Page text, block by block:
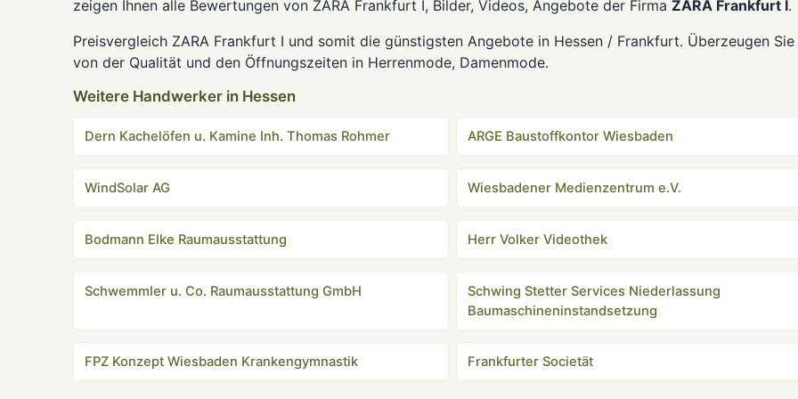
zeigen Ihnen alle Bewertungen von ZARA Frankfurt I, Bilder, Videos, Angebote der Firma ZARA Frankfurt I.
Preisvergleich ZARA Frankfurt I und somit die günstigsten Angebote in Hessen / Frankfurt. Überzeugen Sie
von der Qualität und den Öffnungszeiten in Herrenmode, Damenmode.
Weitere Handwerker in Hessen
Dern Kachelöfen u. Kamine Inh. Thomas Rohmer ARGE Baustoffkontor Wiesbaden
WindSolar AG Wiesbadener Medienzentrum e.V.
Bodmann Elke Raumausstattung Herr Volker Videothek
Schwemmler u. Co. Raumausstattung GmbH
Schwing Stetter Services Niederlassung
Baumaschineninstandsetzung
FPZ Konzept Wiesbaden Krankengymnastik Frankfurter Societät